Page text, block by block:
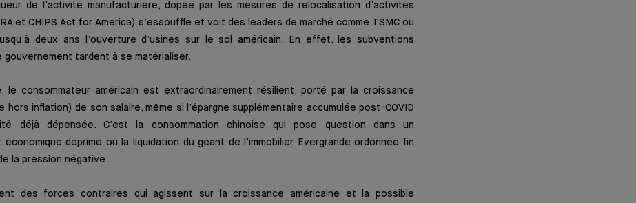
de l’activité manufacturière, dopée par les mesures de relocalisation d’activités
et CHIPS Act for America) s’essouffle et voit des leaders de marché comme TSMC ou
deux ans l’ouverture d’usines sur le sol américain. En effet, les subventions
gouvernement tardent à se matérialiser.
le consommateur américain est extraordinairement résilient, porté par la croissance
hors inflation) de son salaire, même si l’épargne supplémentaire accumulée post-COVID
déjà dépensée. C’est la consommation chinoise qui pose question dans un
économique déprimé où la liquidation du géant de l’immobilier Evergrande ordonnée fin
la pression négative.
des forces contraires qui agissent sur la croissance américaine et la possible